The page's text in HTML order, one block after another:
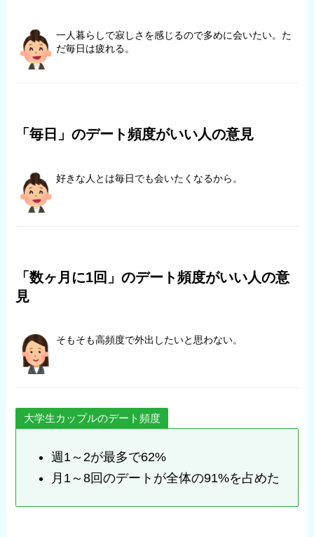
一人暮らしで寂しさを感じるので多めに会いたい。た
だ毎日は疲れる。
「毎日」のデート頻度がいい人の意見
好きな人とは毎日でも会いたくなるから。
「数ヶ月に1回」のデート頻度がいい人の意
見
そもそも高頻度で外出したいと思わない。
大学生カップルのデート頻度
週1～2が最多で62%
月1～8回のデートが全体の91%を占めた